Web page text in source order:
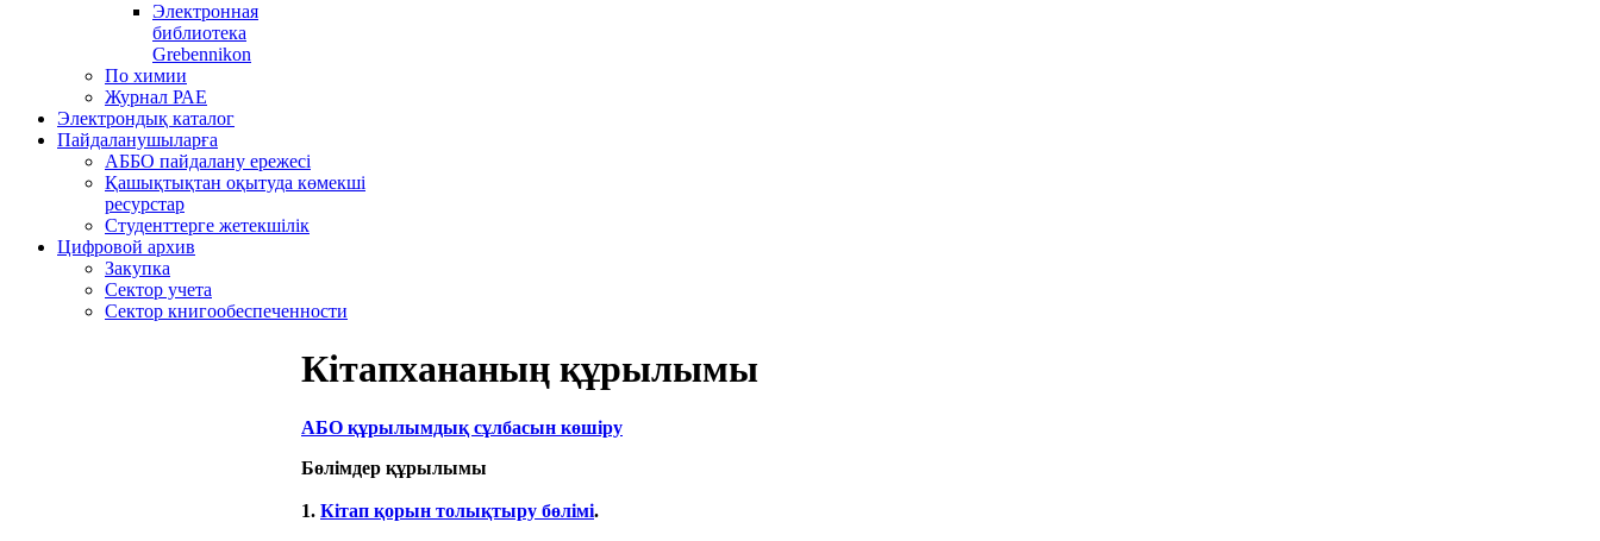
Электронная
библиотека
Grebennikon
По химии
Журнал РАЕ
Электрондық каталог
Пайдаланушыларға
АББО пайдалану ережесі
Қашықтықтан оқытуда көмекші
ресурстар
Студенттерге жетекшілік
Цифровой архив
Закупка
Сектор учета
Сектор книгообеспеченности
Кітапхананың құрылымы
АБО құрылымдық сұлбасын көшіру
Бөлімдер құрылымы
1. Кітап қорын толықтыру бөлімі.